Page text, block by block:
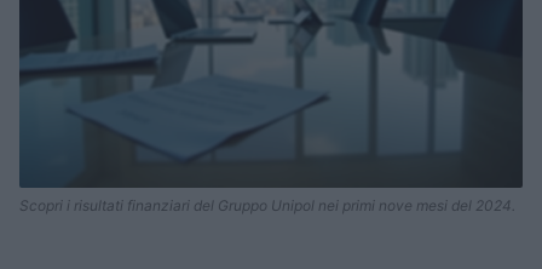
Scopri i risultati finanziari del Gruppo Unipol nei primi nove mesi del 2024.